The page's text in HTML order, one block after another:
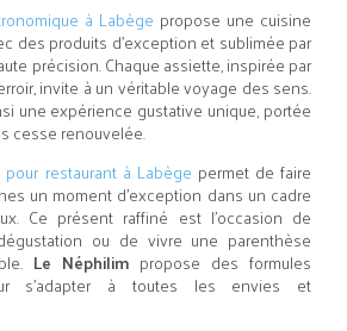
à Labège propose une cuisine
des produits d’exception et sublimée par
précision. Chaque assiette, inspirée par
invite à un véritable voyage des sens.
une expérience gustative unique, portée
cesse renouvelée.
restaurant à Labège permet de faire
un moment d’exception dans un cadre
Ce présent raffiné est l’occasion de
ou de vivre une parenthèse
Le Néphilim propose des formules
s’adapter à toutes les envies et